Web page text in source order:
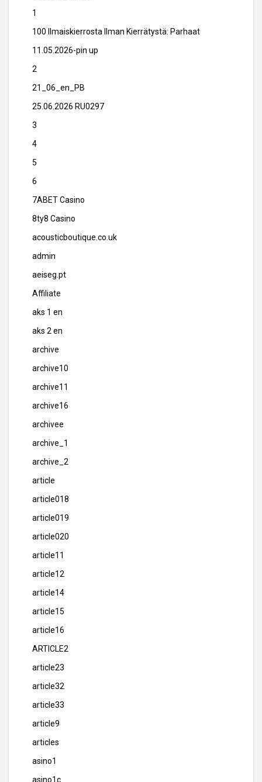
1
100 Ilmaiskierrosta Ilman Kierrätystä: Parhaat
11.05.2026-pin up
2
21_06_en_PB
25.06.2026 RU0297
3
4
5
6
7ABET Casino
8ty8 Casino
acousticboutique.co.uk
admin
aeiseg.pt
Affiliate
aks 1 en
aks 2 en
archive
archive10
archive11
archive16
archivee
archive_1
archive_2
article
article018
article019
article020
article11
article12
article14
article15
article16
ARTICLE2
article23
article32
article33
article9
articles
asino1
asino1c